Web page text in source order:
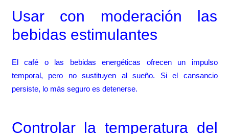
Usar con moderación las
bebidas estimulantes
El café o las bebidas energéticas ofrecen un impulso
temporal, pero no sustituyen al sueño. Si el cansancio
persiste, lo más seguro es detenerse.
Controlar la temperatura del